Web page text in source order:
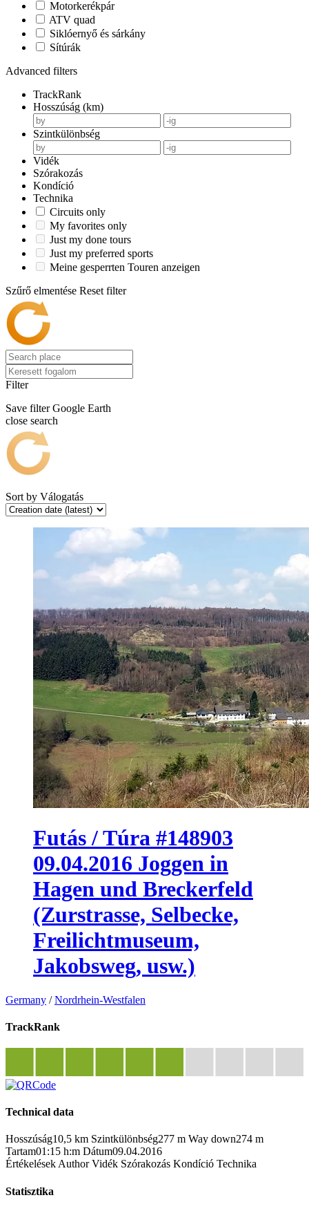
Motorkerékpár
ATV quad
Siklóernyő és sárkány
Sítúrák
Advanced filters
TrackRank
Hosszúság (km)
Szintkülönbség
Vidék
Szórakozás
Kondíció
Technika
Circuits only
My favorites only
Just my done tours
Just my preferred sports
Meine gesperrten Touren anzeigen
Szűrő elmentése Reset filter
Filter
Save filter Google Earth
close search
Sort by Válogatás
Futás / Túra #148903
09.04.2016 Joggen in
Hagen und Breckerfeld
(Zurstrasse, Selbecke,
Freilichtmuseum,
Jakobsweg, usw.)
Germany /Nordrhein-Westfalen
TrackRank
Technical data
Hosszúság10,5 km Szintkülönbség277 m Way down274 m
Tartam01:15 h:m Dátum09.04.2016
Értékelések Author Vidék Szórakozás Kondíció Technika
Statisztika